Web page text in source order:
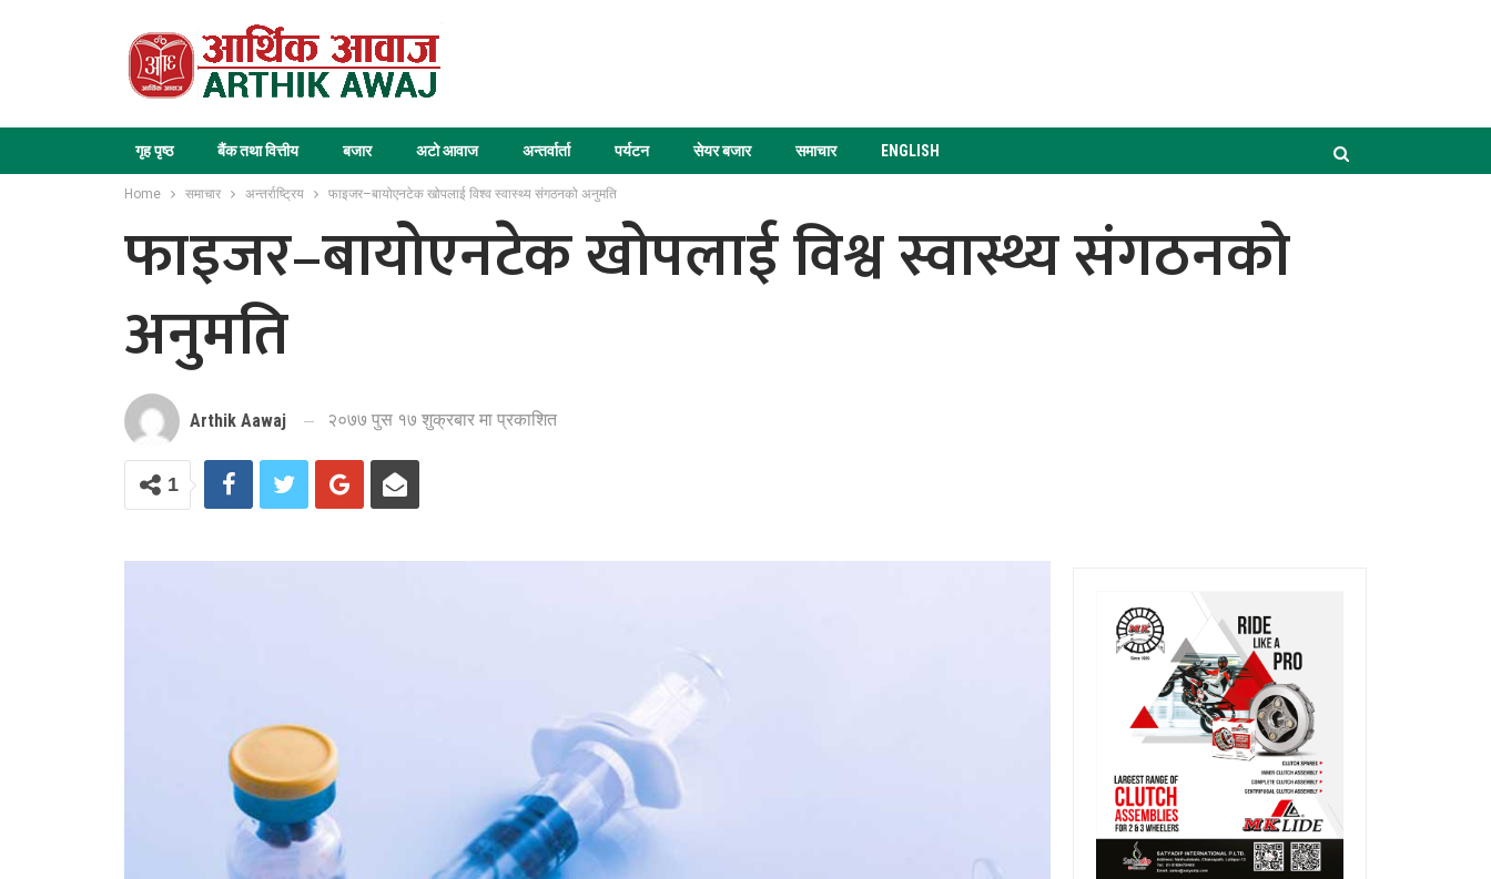
गृह पृष्ठ बैंक तथा वित्तीय बजार अटो आवाज अन्तर्वार्ता पर्यटन सेयर बजार समाचार ENGLISH
Home समाचार अन्तर्राष्ट्रिय फाइजर–बायोएनटेक खोपलाई विश्व स्वास्थ्य संगठनको अनुमति
फाइजर–बायोएनटेक खोपलाई विश्व स्वास्थ्य संगठनको
अनुमति
Arthik Aawaj २०७७ पुस १७ शुक्रबार मा प्रकाशित
1